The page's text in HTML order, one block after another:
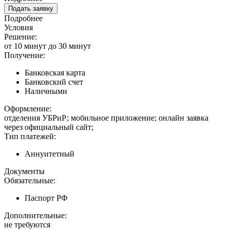
Подать заявку
Подробнее
Условия
Решение:
от 10 минут до 30 минут
Получение:
Банковская карта
Банковский счет
Наличными
Оформление:
отделения УБРиР; мобильное приложение; онлайн заявка
через официальный сайт;
Тип платежей:
Аннуитетный
Документы
Обязательные:
Паспорт РФ
Дополнительные:
не требуются